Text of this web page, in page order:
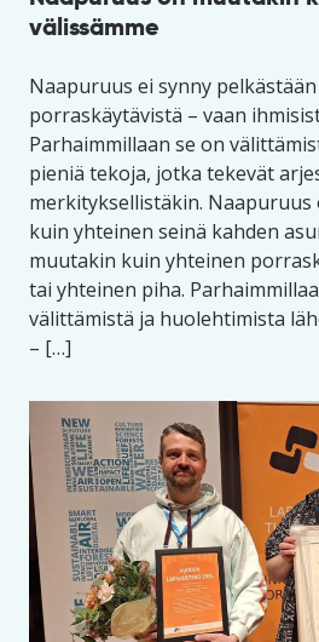
välissämme
Naapuruus ei synny
porraskäytävistä – vaan
Parhaimmillaan se on
pieniä tekoja, jotka tekevät
merkityksellistäkin. Naapuruus
kuin yhteinen seinä kahden
muutakin kuin yhteinen
tai yhteinen piha.
välittämistä ja huolehtimista
– […]